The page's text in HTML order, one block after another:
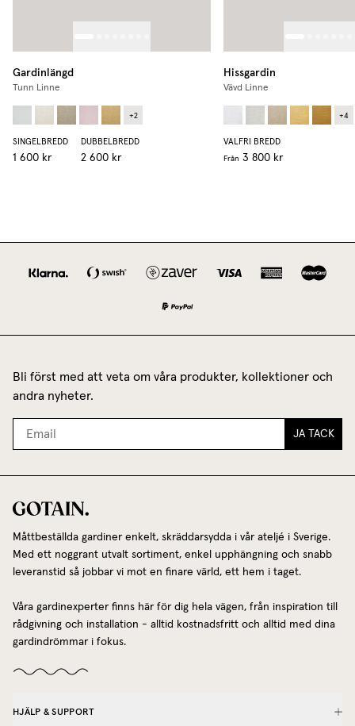
Gardinlängd
Tunn Linne
+2
SINGELBREDD
1 600 kr
DUBBELBREDD
2 600 kr
Hissgardin
Vävd Linne
+4
VALFRI BREDD
Från 3 800 kr
Bli först med att veta om våra produkter, kollektioner och
andra nyheter.
JA TACK
Måttbeställda gardiner enkelt, skräddarsydda i vår ateljé i Sverige.
Med ett noggrant utvalt sortiment, enkel upphängning och snabb
leveranstid så jobbar vi mot en finare värld, ett hem i taget.
Våra gardinexperter finns här för dig hela vägen, från inspiration till
rådgivning och installation - alltid kostnadsfritt och alltid med dina
gardindrömmar i fokus.
HJÄLP & SUPPORT